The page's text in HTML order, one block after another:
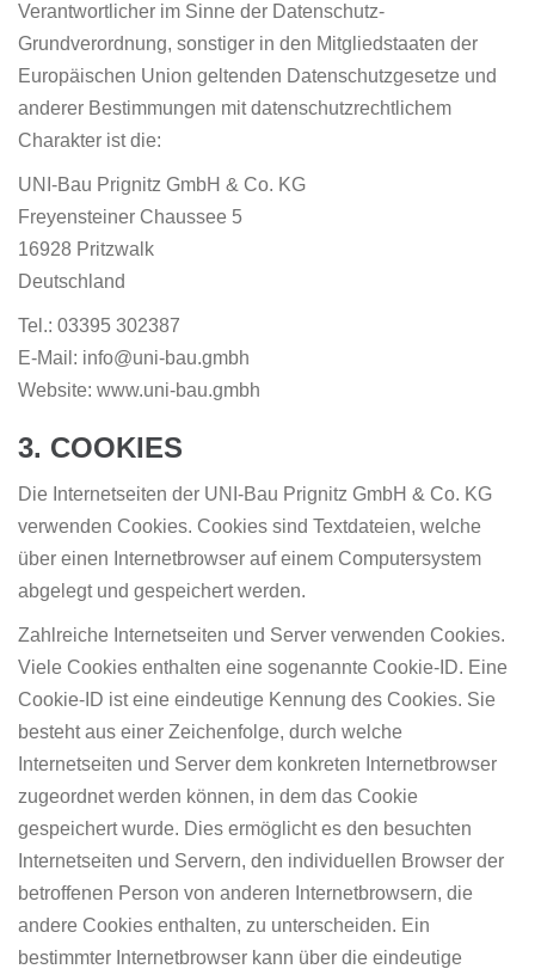
Verantwortlicher im Sinne der Datenschutz-
Grundverordnung, sonstiger in den Mitgliedstaaten der
Europäischen Union geltenden Datenschutzgesetze und
anderer Bestimmungen mit datenschutzrechtlichem
Charakter ist die:
UNI-Bau Prignitz GmbH & Co. KG
Freyensteiner Chaussee 5
16928 Pritzwalk
Deutschland
Tel.: 03395 302387
E-Mail: info@uni-bau.gmbh
Website: www.uni-bau.gmbh
3. COOKIES
Die Internetseiten der UNI-Bau Prignitz GmbH & Co. KG
verwenden Cookies. Cookies sind Textdateien, welche
über einen Internetbrowser auf einem Computersystem
abgelegt und gespeichert werden.
Zahlreiche Internetseiten und Server verwenden Cookies.
Viele Cookies enthalten eine sogenannte Cookie-ID. Eine
Cookie-ID ist eine eindeutige Kennung des Cookies. Sie
besteht aus einer Zeichenfolge, durch welche
Internetseiten und Server dem konkreten Internetbrowser
zugeordnet werden können, in dem das Cookie
gespeichert wurde. Dies ermöglicht es den besuchten
Internetseiten und Servern, den individuellen Browser der
betroffenen Person von anderen Internetbrowsern, die
andere Cookies enthalten, zu unterscheiden. Ein
bestimmter Internetbrowser kann über die eindeutige